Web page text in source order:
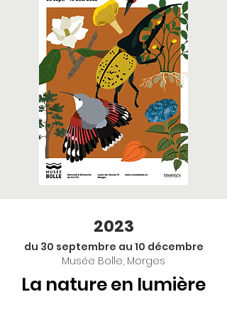
2023
du 30 septembre au 10 décembre
Musée Bolle, Morges
La nature en lumière